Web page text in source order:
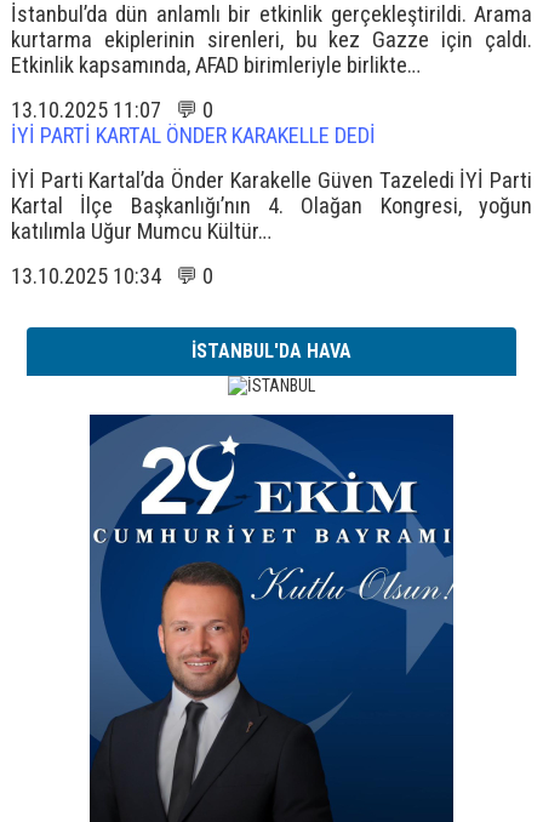
İstanbul’da dün anlamlı bir etkinlik gerçekleştirildi. Arama
kurtarma ekiplerinin sirenleri, bu kez Gazze için çaldı.
Etkinlik kapsamında, AFAD birimleriyle birlikte…
13.10.2025 11:07 💬 0
İYİ PARTİ KARTAL ÖNDER KARAKELLE DEDİ
İYİ Parti Kartal’da Önder Karakelle Güven Tazeledi İYİ Parti
Kartal İlçe Başkanlığı’nın 4. Olağan Kongresi, yoğun
katılımla Uğur Mumcu Kültür…
13.10.2025 10:34 💬 0
İSTANBUL'DA HAVA